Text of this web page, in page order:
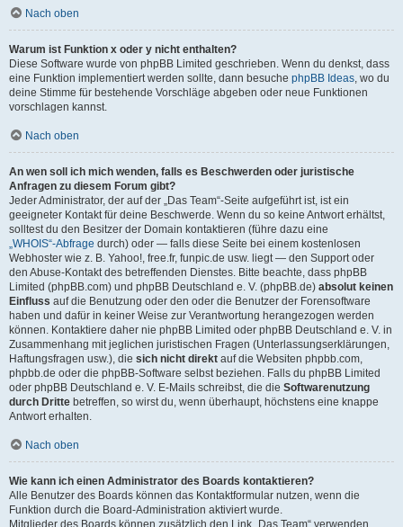
Nach oben
Warum ist Funktion x oder y nicht enthalten?
Diese Software wurde von phpBB Limited geschrieben. Wenn du denkst, dass
eine Funktion implementiert werden sollte, dann besuche phpBB Ideas, wo du
deine Stimme für bestehende Vorschläge abgeben oder neue Funktionen
vorschlagen kannst.
Nach oben
An wen soll ich mich wenden, falls es Beschwerden oder juristische
Anfragen zu diesem Forum gibt?
Jeder Administrator, der auf der „Das Team“-Seite aufgeführt ist, ist ein
geeigneter Kontakt für deine Beschwerde. Wenn du so keine Antwort erhältst,
solltest du den Besitzer der Domain kontaktieren (führe dazu eine
„WHOIS“-Abfrage durch) oder — falls diese Seite bei einem kostenlosen
Webhoster wie z. B. Yahoo!, free.fr, funpic.de usw. liegt — den Support oder
den Abuse-Kontakt des betreffenden Dienstes. Bitte beachte, dass phpBB
Limited (phpBB.com) und phpBB Deutschland e. V. (phpBB.de) absolut keinen
Einfluss auf die Benutzung oder den oder die Benutzer der Forensoftware
haben und dafür in keiner Weise zur Verantwortung herangezogen werden
können. Kontaktiere daher nie phpBB Limited oder phpBB Deutschland e. V. in
Zusammenhang mit jeglichen juristischen Fragen (Unterlassungserklärungen,
Haftungsfragen usw.), die sich nicht direkt auf die Websiten phpbb.com,
phpbb.de oder die phpBB-Software selbst beziehen. Falls du phpBB Limited
oder phpBB Deutschland e. V. E-Mails schreibst, die die Softwarenutzung
durch Dritte betreffen, so wirst du, wenn überhaupt, höchstens eine knappe
Antwort erhalten.
Nach oben
Wie kann ich einen Administrator des Boards kontaktieren?
Alle Benutzer des Boards können das Kontaktformular nutzen, wenn die
Funktion durch die Board-Administration aktiviert wurde.
Mitglieder des Boards können zusätzlich den Link „Das Team“ verwenden.